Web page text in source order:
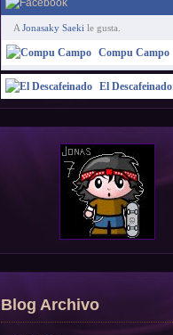
A Jonasaky Saeki le gusta.
Compu Campo
El Descafeinado
Blog Archivo